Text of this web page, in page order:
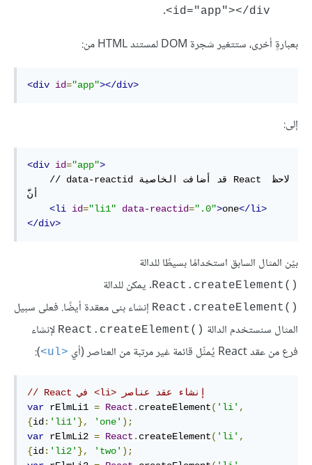
id="app"></div>
.
بعبارةٍ أخرى، ستتغير شجرة DOM لمستند HTML من:
<div id="app"></div>
إلى:
<div id="app">
أنَّ
<li id="li1" data-reactid=".0">one</li>
</div>
بيّن المثال السابق استخدامًا بسيطًا للدالة
React.createElement()‎. يمكن للدالة
React.createElement()‎ إنشاء بنى معقدة أيضًا. فعلى سبيل
المثال سنستخدم الدالة React.createElement()‎ لإنشاء
فرع من عقد React يُمثِّل قائمة غير مرتبة من العناصر (أي
<ul>
):
// React في <li> إنشاء عقد عناصر
var rElmLi1 = React . createElement( 'li' ,
{id: 'li1' }, 'one' );
var rElmLi2 = React . createElement( 'li' ,
{id: 'li2' }, 'two' );